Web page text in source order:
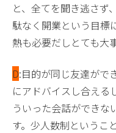
と、全てを聞き逃さず
駄なく開業という目標
熱も必要だしとても大
D:目的が同じ友達がで
にアドバイスし合える
ういった会話ができな
す。少人数制というこ